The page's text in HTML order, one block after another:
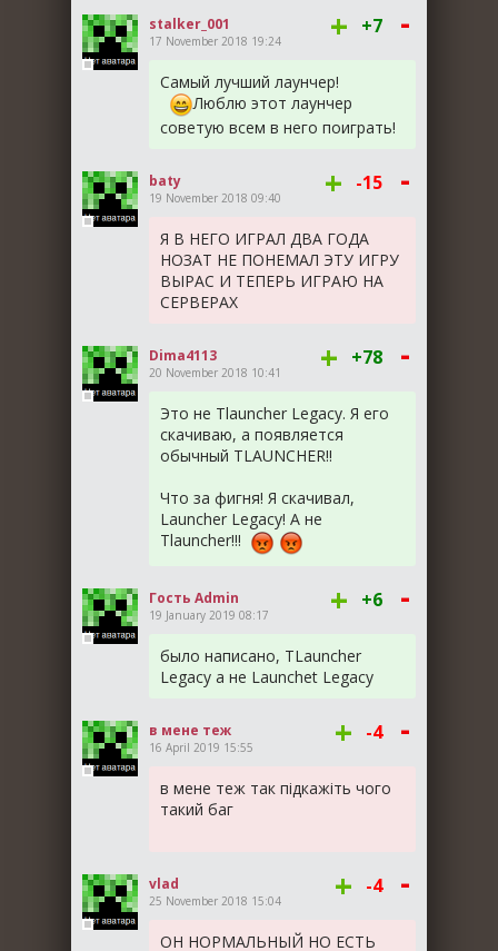
stalker_001
17 November 2018 19:24 + +7 -
Самый лучший лаунчер!
Люблю этот лаунчер
советую всем в него поиграть!
baty
19 November 2018 09:40 + -15 -
Я В НЕГО ИГРАЛ ДВА ГОДА
НОЗАТ НЕ ПОНЕМАЛ ЭТУ ИГРУ
ВЫРАС И ТЕПЕРЬ ИГРАЮ НА
СЕРВЕРАХ
Dima4113
20 November 2018 10:41 + +78 -
Это не Tlauncher Legacy. Я его
скачиваю, а появляется
обычный TLAUNCHER!!
Что за фигня! Я скачивал,
Launcher Legacy! А не
Tlauncher!!!
Гость Admin
19 January 2019 08:17 + +6 -
было написано, TLauncher
Legacy а не Launchet Legacy
в мене теж
16 April 2019 15:55 + -4 -
в мене теж так підкажіть чого
такий баг
vlad
25 November 2018 15:04 + -4 -
ОН НОРМАЛЬНЫЙ НО ЕСТЬ